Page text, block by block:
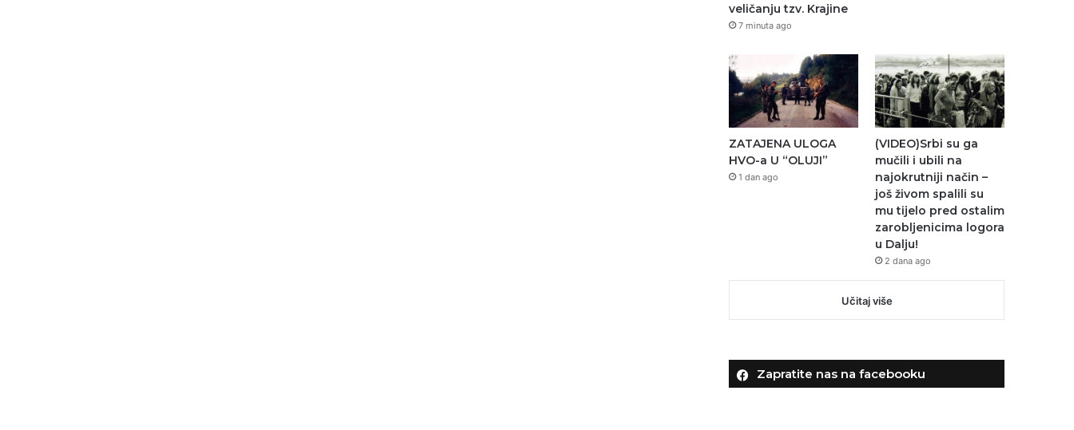
veličanju tzv. Krajine
7 minuta ago
ZATAJENA ULOGA
HVO-a U “OLUJI”
1 dan ago
(VIDEO)Srbi su ga
mučili i ubili na
najokrutniji način –
još živom spalili su
mu tijelo pred ostalim
zarobljenicima logora
u Dalju!
2 dana ago
Učitaj više
Zapratite nas na facebooku